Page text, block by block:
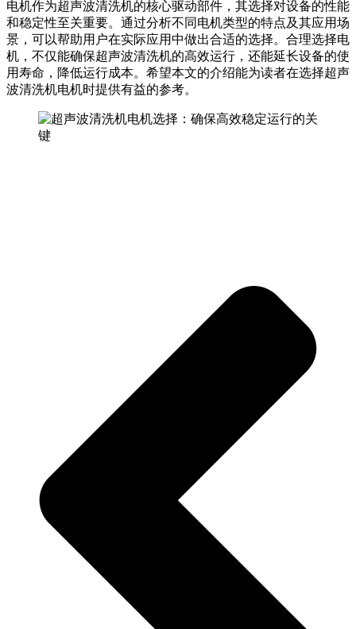
电机作为超声波清洗机的核心驱动部件，其选择对设备的性能
和稳定性至关重要。通过分析不同电机类型的特点及其应用场
景，可以帮助用户在实际应用中做出合适的选择。合理选择电
机，不仅能确保超声波清洗机的高效运行，还能延长设备的使
用寿命，降低运行成本。希望本文的介绍能为读者在选择超声
波清洗机电机时提供有益的参考。